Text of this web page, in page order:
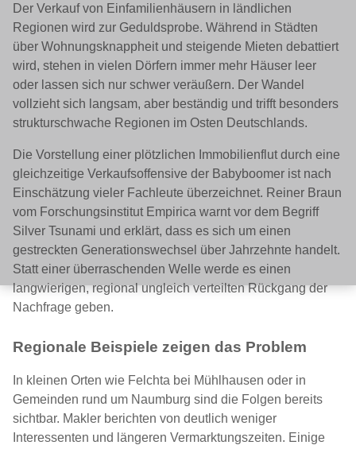
Der Verkauf von Einfamilienhäusern in ländlichen
Regionen wird zur Geduldsprobe. Während in Städten
über Wohnungsknappheit und steigende Mieten debattiert
wird, stehen in vielen Dörfern immer mehr Häuser leer
oder lassen sich nur schwer veräußern. Der Wandel
vollzieht sich langsam, aber beständig und trifft besonders
strukturschwache Regionen im Osten Deutschlands.
Die Vorstellung einer plötzlichen Immobilienflut durch eine
gleichzeitige Verkaufsoffensive der Babyboomer ist nach
Einschätzung vieler Fachleute überzeichnet. Reiner Braun
vom Forschungsinstitut Empirica warnt vor dem Begriff
Silver Tsunami und erklärt, dass es sich um einen
gestreckten Generationswechsel über Jahrzehnte handelt.
Statt einer überraschenden Welle werde es einen
langwierigen, regional ungleich verteilten Rückgang der
Nachfrage geben.
Regionale Beispiele zeigen das Problem
In kleinen Orten wie Felchta bei Mühlhausen oder in
Gemeinden rund um Naumburg sind die Folgen bereits
sichtbar. Makler berichten von deutlich weniger
Interessenten und längeren Vermarktungszeiten. Einige